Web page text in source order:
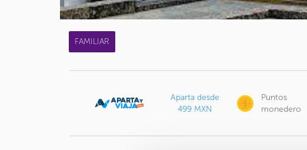
FAMILIAR
Aparta desde
499 MXN
Puntos
monedero